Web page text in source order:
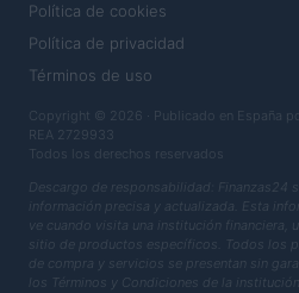
Política de cookies
Política de privacidad
Términos de uso
Copyright © 2026 · Publicado en España
REA 2729933
Todos los derechos reservados
Descargo de responsabilidad: Finanzas24
información precisa y actualizada. Esta
ve cuando visita una institución financiera,
sitio de productos específicos. Todos los
de compra y servicios se presentan sin
los Términos y Condiciones de la